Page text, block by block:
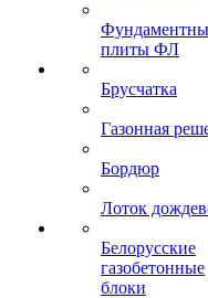
плиты ФЛ
Брусчатка
Газонная
Бордюр
Лоток
Белорусские
газобетонные
блоки